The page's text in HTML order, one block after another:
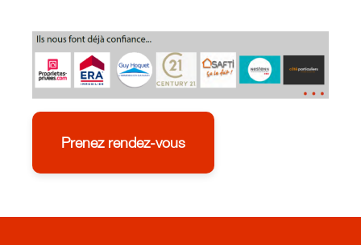
Prenez rendez-vous